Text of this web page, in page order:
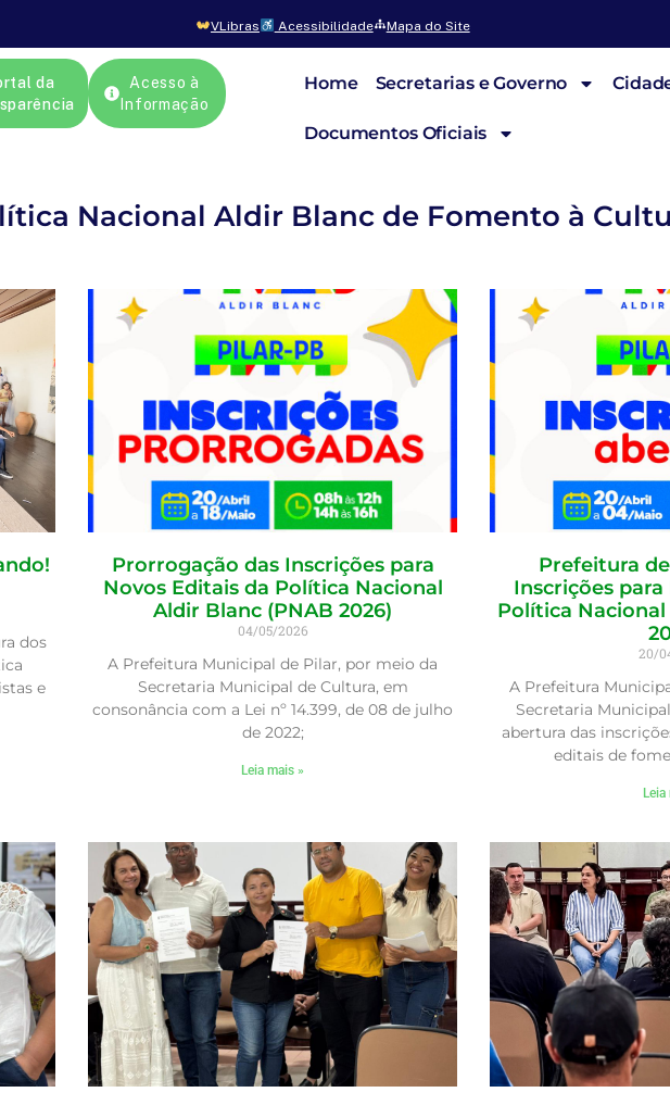
VLibras Acessibilidade Mapa do Site
da
Acesso à
Informação
Home Secretarias e Governo
Documentos Oficiais
Nacional Aldir Blanc de Fomento à
dos
e
Prorrogação das Inscrições para
Novos Editais da Política Nacional
Aldir Blanc (PNAB 2026)
04/05/2026
A Prefeitura Municipal de Pilar, por meio da
Secretaria Municipal de Cultura, em
consonância com a Lei nº 14.399, de 08 de julho
de 2022;
Leia mais »
Prefeitura
Inscrições
Política
20/
A Prefeitura
Secretaria
abertura das
editais de
Leia